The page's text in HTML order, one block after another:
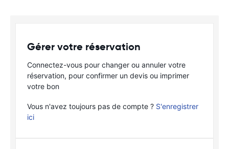
Gérer votre réservation
Connectez-vous pour changer ou annuler votre
réservation, pour confirmer un devis ou imprimer
votre bon
Vous n'avez toujours pas de compte ? S'enregistrer
ici